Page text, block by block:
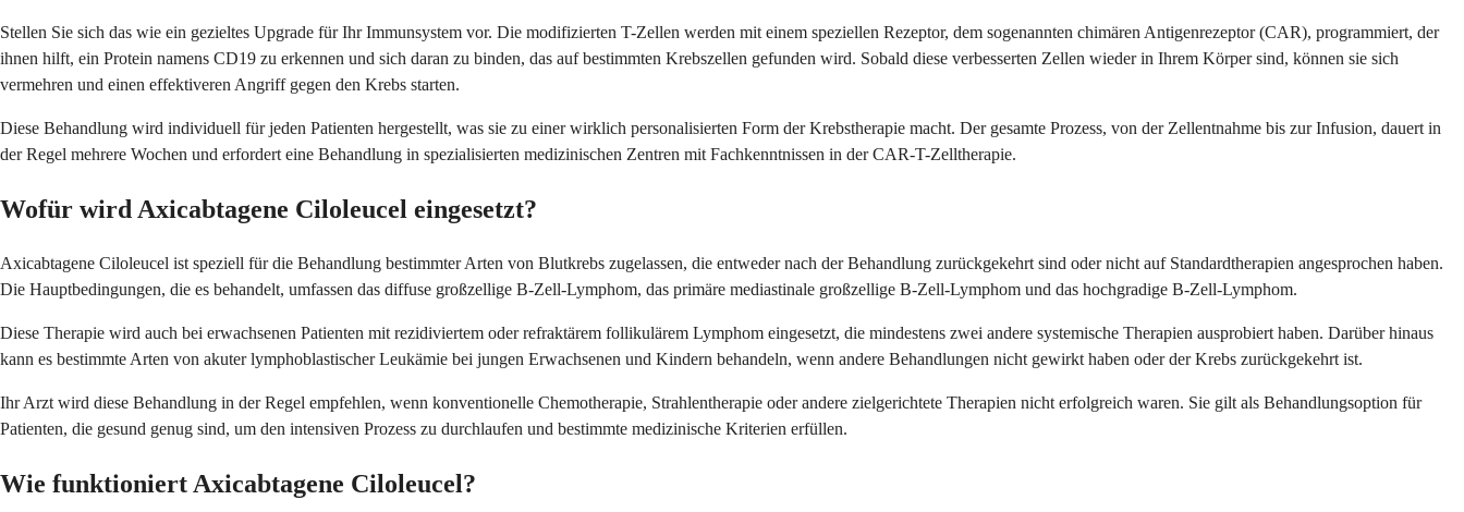
Stellen Sie sich das wie ein gezieltes Upgrade für Ihr Immunsystem vor. Die modifizierten T-Zellen werden mit einem speziellen Rezeptor, dem sogenannten chimären Antigenrezeptor (CAR), programmiert, der
ihnen hilft, ein Protein namens CD19 zu erkennen und sich daran zu binden, das auf bestimmten Krebszellen gefunden wird. Sobald diese verbesserten Zellen wieder in Ihrem Körper sind, können sie sich
vermehren und einen effektiveren Angriff gegen den Krebs starten.
Diese Behandlung wird individuell für jeden Patienten hergestellt, was sie zu einer wirklich personalisierten Form der Krebstherapie macht. Der gesamte Prozess, von der Zellentnahme bis zur Infusion, dauert in
der Regel mehrere Wochen und erfordert eine Behandlung in spezialisierten medizinischen Zentren mit Fachkenntnissen in der CAR-T-Zelltherapie.
Wofür wird Axicabtagene Ciloleucel eingesetzt?
Axicabtagene Ciloleucel ist speziell für die Behandlung bestimmter Arten von Blutkrebs zugelassen, die entweder nach der Behandlung zurückgekehrt sind oder nicht auf Standardtherapien angesprochen haben.
Die Hauptbedingungen, die es behandelt, umfassen das diffuse großzellige B-Zell-Lymphom, das primäre mediastinale großzellige B-Zell-Lymphom und das hochgradige B-Zell-Lymphom.
Diese Therapie wird auch bei erwachsenen Patienten mit rezidiviertem oder refraktärem follikulärem Lymphom eingesetzt, die mindestens zwei andere systemische Therapien ausprobiert haben. Darüber hinaus
kann es bestimmte Arten von akuter lymphoblastischer Leukämie bei jungen Erwachsenen und Kindern behandeln, wenn andere Behandlungen nicht gewirkt haben oder der Krebs zurückgekehrt ist.
Ihr Arzt wird diese Behandlung in der Regel empfehlen, wenn konventionelle Chemotherapie, Strahlentherapie oder andere zielgerichtete Therapien nicht erfolgreich waren. Sie gilt als Behandlungsoption für
Patienten, die gesund genug sind, um den intensiven Prozess zu durchlaufen und bestimmte medizinische Kriterien erfüllen.
Wie funktioniert Axicabtagene Ciloleucel?